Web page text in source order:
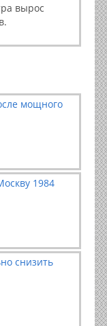
вырос
мощного
1984
снизить